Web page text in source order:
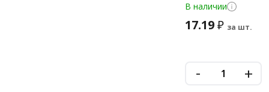
В наличии
17.19₽ за шт.
- +